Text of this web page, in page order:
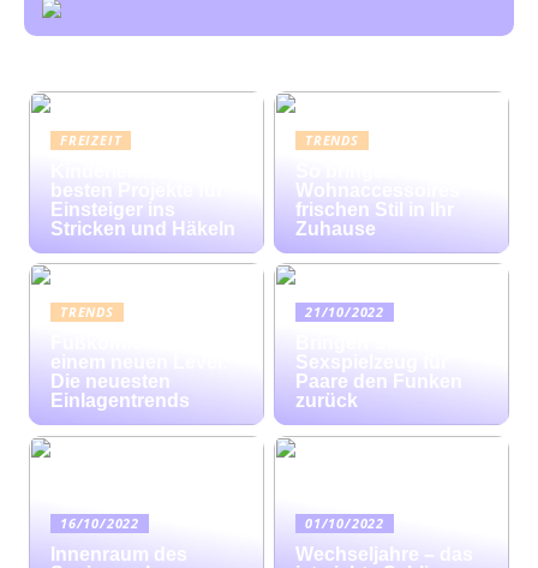
FREIZEIT
besten Projekte für
Einsteiger ins
Stricken und Häkeln
TRENDS
Wohnaccessoires
frischen Stil in Ihr
Zuhause
TRENDS
einem neuen Level:
Die neuesten
Einlagentrends
21/10/2022
Sexspielzeug für
Paare den Funken
zurück
16/10/2022
Innenraum des
01/10/2022
Wechseljahre – das